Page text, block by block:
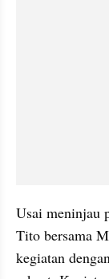
Usai meninjau
Tito bersama
kegiatan